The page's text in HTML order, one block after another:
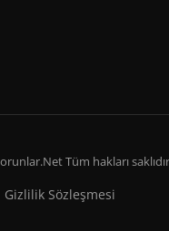
Tüm hakları
Gizlilik Sözleşmesi